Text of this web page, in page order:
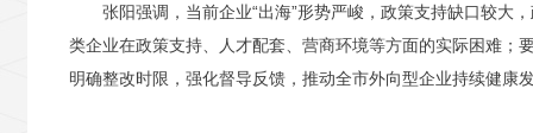
张阳强调， 当前企业“出海”形势严峻，政策支持缺口较大
类企业在政策支持、人才配套、营商环境等方面的实际困难；
明确整改时限，强化督导反馈，推动全市外向型企业持续健康